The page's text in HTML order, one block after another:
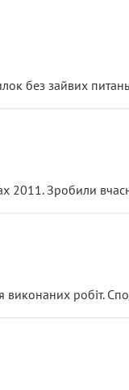
без зайвих питань
2011. Зробили
виконаних робіт.